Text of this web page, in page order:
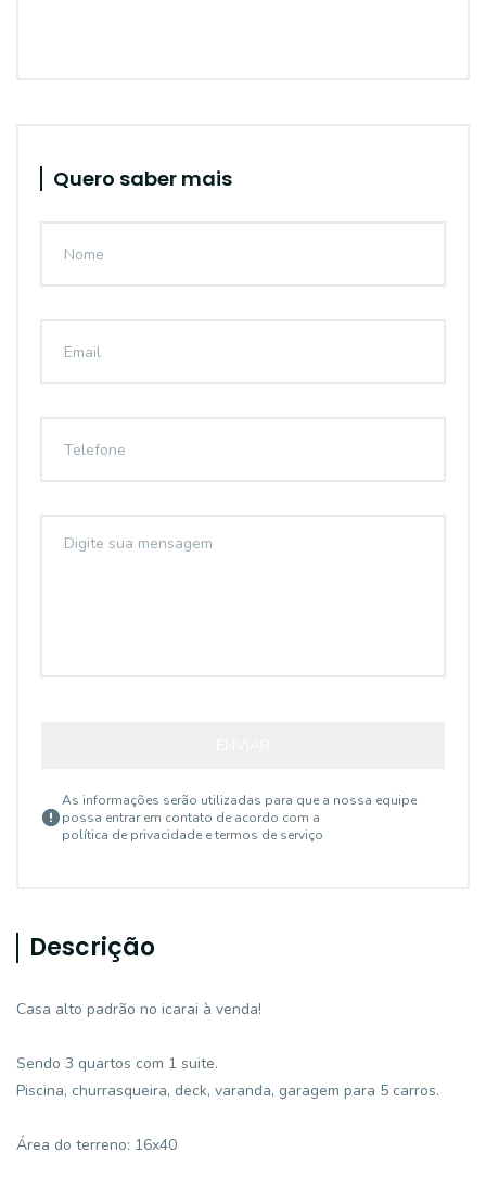
Quero saber mais
As informações serão utilizadas para que a nossa equipe
possa entrar em contato de acordo com a
política de privacidade e termos de serviço
Descrição
Casa alto padrão no icarai à venda!
Sendo 3 quartos com 1 suite.
Piscina, churrasqueira, deck, varanda, garagem para 5 carros.
Área do terreno: 16x40